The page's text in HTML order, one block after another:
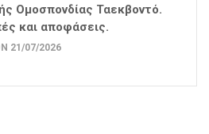
Ομοσπονδίας Ταεκβοντό.
και αποφάσεις.
21/07/2026